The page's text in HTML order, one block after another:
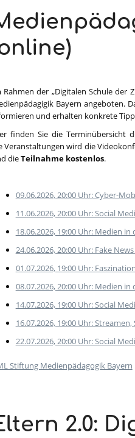
Rahmen der „Digitalen Schule der
Bayern angeboten.
und erhalten konkrete
finden Sie die Terminübersicht
Veranstaltungen wird die
dieTeilnahme kostenlos.
09.06.2026, 20:00 Uhr: Cyber-
11.06.2026, 20:00 Uhr: Social
18.06.2026, 19:00 Uhr: Medien
24.06.2026, 20:00 Uhr: Fake
01.07.2026, 19:00 Uhr:
08.07.2026, 20:00 Uhr: Medien
14.07.2026, 19:00 Uhr: Social
16.07.2026, 19:00 Uhr:
22.07.2026, 20:00 Uhr: Social
Stiftung Medienpädagogik Bayern
2.0: